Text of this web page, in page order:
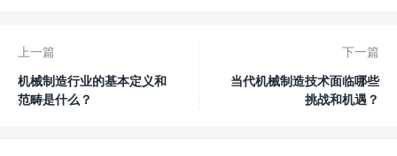
上一篇
机械制造行业的基本定义和
范畴是什么？
下一篇
当代机械制造技术面临哪些
挑战和机遇？